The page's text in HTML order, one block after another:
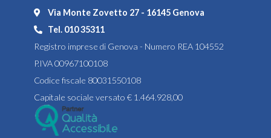
Via Monte Zovetto 27 - 16145 Genova
Tel. 010 35311
Registro imprese di Genova - Numero REA 104552
P.IVA 00967100108
Codice fiscale 80031550108
Capitale sociale versato € 1.464.928,00